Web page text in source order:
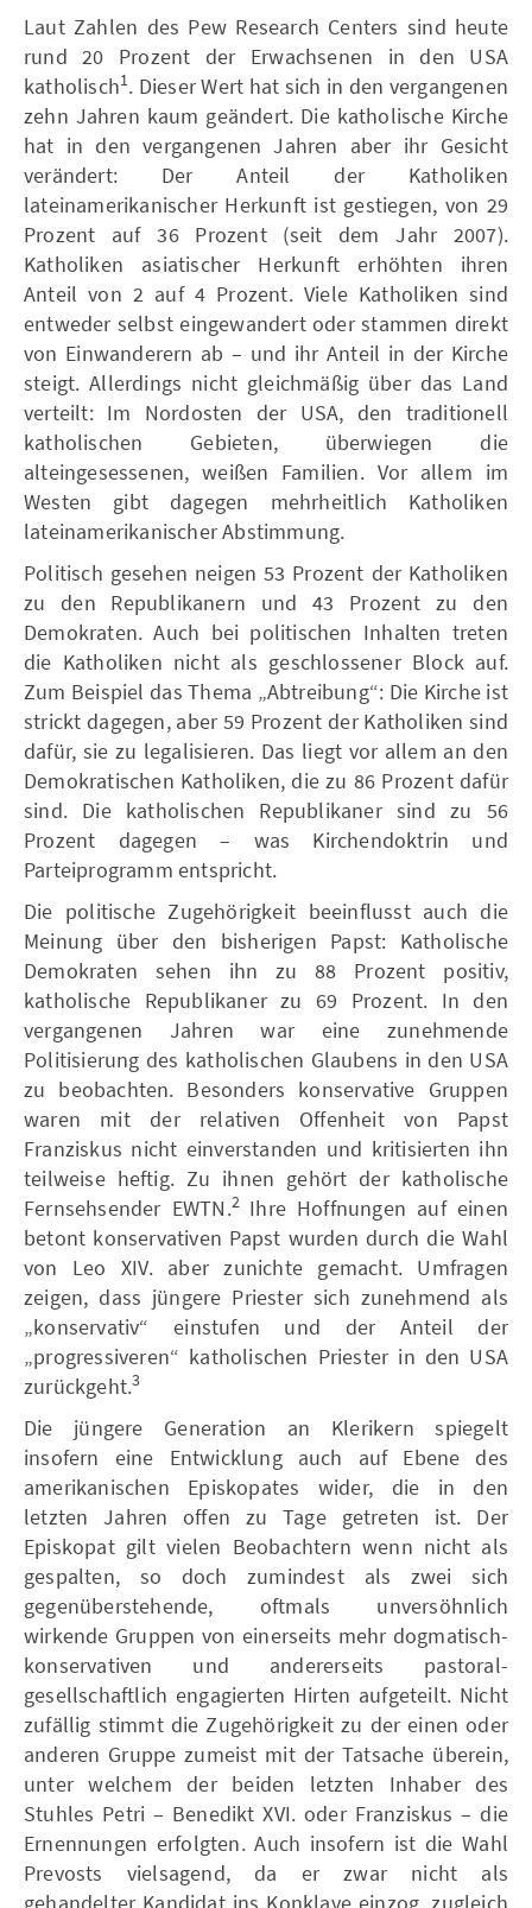
Laut Zahlen des Pew Research Centers sind heute
rund 20 Prozent der Erwachsenen in den USA
katholisch1. Dieser Wert hat sich in den vergangenen
zehn Jahren kaum geändert. Die katholische Kirche
hat in den vergangenen Jahren aber ihr Gesicht
verändert: Der Anteil der Katholiken
lateinamerikanischer Herkunft ist gestiegen, von 29
Prozent auf 36 Prozent (seit dem Jahr 2007).
Katholiken asiatischer Herkunft erhöhten ihren
Anteil von 2 auf 4 Prozent. Viele Katholiken sind
entweder selbst eingewandert oder stammen direkt
von Einwanderern ab – und ihr Anteil in der Kirche
steigt. Allerdings nicht gleichmäßig über das Land
verteilt: Im Nordosten der USA, den traditionell
katholischen Gebieten, überwiegen die
alteingesessenen, weißen Familien. Vor allem im
Westen gibt dagegen mehrheitlich Katholiken
lateinamerikanischer Abstimmung.
Politisch gesehen neigen 53 Prozent der Katholiken
zu den Republikanern und 43 Prozent zu den
Demokraten. Auch bei politischen Inhalten treten
die Katholiken nicht als geschlossener Block auf.
Zum Beispiel das Thema „Abtreibung“: Die Kirche ist
strickt dagegen, aber 59 Prozent der Katholiken sind
dafür, sie zu legalisieren. Das liegt vor allem an den
Demokratischen Katholiken, die zu 86 Prozent dafür
sind. Die katholischen Republikaner sind zu 56
Prozent dagegen – was Kirchendoktrin und
Parteiprogramm entspricht.
Die politische Zugehörigkeit beeinflusst auch die
Meinung über den bisherigen Papst: Katholische
Demokraten sehen ihn zu 88 Prozent positiv,
katholische Republikaner zu 69 Prozent. In den
vergangenen Jahren war eine zunehmende
Politisierung des katholischen Glaubens in den USA
zu beobachten. Besonders konservative Gruppen
waren mit der relativen Offenheit von Papst
Franziskus nicht einverstanden und kritisierten ihn
teilweise heftig. Zu ihnen gehört der katholische
Fernsehsender EWTN.2 Ihre Hoffnungen auf einen
betont konservativen Papst wurden durch die Wahl
von Leo XIV. aber zunichte gemacht. Umfragen
zeigen, dass jüngere Priester sich zunehmend als
„konservativ“ einstufen und der Anteil der
„progressiveren“ katholischen Priester in den USA
zurückgeht.3
Die jüngere Generation an Klerikern spiegelt
insofern eine Entwicklung auch auf Ebene des
amerikanischen Episkopates wider, die in den
letzten Jahren offen zu Tage getreten ist. Der
Episkopat gilt vielen Beobachtern wenn nicht als
gespalten, so doch zumindest als zwei sich
gegenüberstehende, oftmals unversöhnlich
wirkende Gruppen von einerseits mehr dogmatisch-
konservativen und andererseits pastoral-
gesellschaftlich engagierten Hirten aufgeteilt. Nicht
zufällig stimmt die Zugehörigkeit zu der einen oder
anderen Gruppe zumeist mit der Tatsache überein,
unter welchem der beiden letzten Inhaber des
Stuhles Petri – Benedikt XVI. oder Franziskus – die
Ernennungen erfolgten. Auch insofern ist die Wahl
Prevosts vielsagend, da er zwar nicht als
gehandelter Kandidat ins Konklave einzog, zugleich